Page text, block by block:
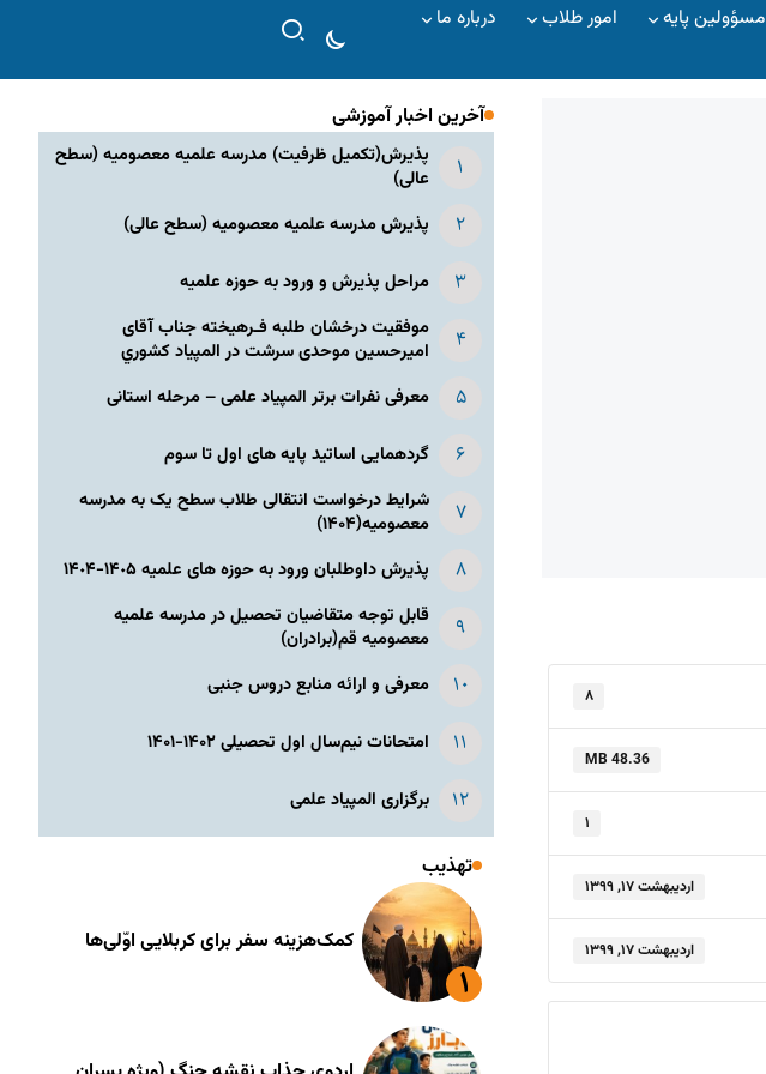
مسؤولین پایه امور طلاب درباره ما
۸
48.36 MB
۱
اردیبهشت ۱۷, ۱۳۹۹
اردیبهشت ۱۷, ۱۳۹۹
آخرین اخبار آموزشی
پذیرش(تکمیل ظرفیت) مدرسه علمیه معصومیه‌ (سطح
عالی)
پذیرش مدرسه علمیه معصومیه‌ (سطح عالی)
مراحل پذیرش و ورود به حوزه علمیه
موفقیت درخشان طلبه فـرهیخته جناب آقای
امیرحسین موحدی سرشت در المپياد كشوري
معرفی نفرات برتر المپیاد علمی – مرحله استانی
گردهمایی اساتید پایه های اول تا سوم
شرایط درخواست انتقالی طلاب سطح یک به مدرسه
معصومیه(۱۴۰۴)
پذیرش داوطلبان ورود به حوزه های علمیه ١۴٠۵-١۴٠۴
قابل توجه متقاضیان تحصیل در مدرسه علمیه
معصومیه قم(برادران)
معرفی و ارائه منابع دروس جنبی
امتحانات نیم‌سال اول تحصیلی ۱۴۰۲-۱۴۰۱
برگزاری المپیاد علمی
تهذیب
کمک‌هزینه سفر برای کربلایی اوّلی‌ها